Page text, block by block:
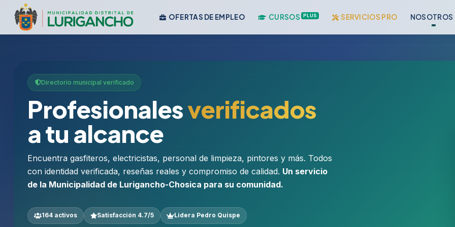
OFERTAS DE EMPLEO CURSOS PLUS SERVICIOS PRO NOSOTROS
Directorio municipal verificado
Profesionalesverificados
a tu alcance
Encuentra gasfiteros, electricistas, personal de limpieza, pintores y más. Todos
con identidad verificada, reseñas reales y compromiso de calidad. Un servicio
de la Municipalidad de Lurigancho-Chosica para su comunidad.
164 activos Satisfacción 4.7/5 Lidera Pedro Quispe